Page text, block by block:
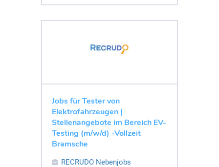
Jobs für Tester von
Elektrofahrzeugen |
Stellenangebote im Bereich EV-
Testing (m/w/d) -Vollzeit
Bramsche
RECRUDO Nebenjobs